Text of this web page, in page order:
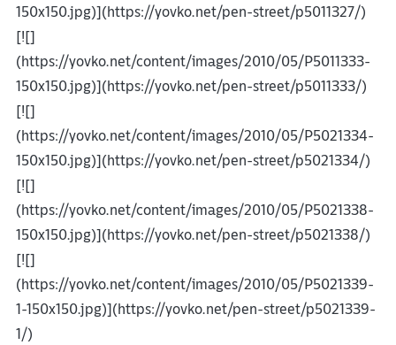
150x150.jpg)](https://yovko.net/pen-street/p5011327/)
[![]
(https://yovko.net/content/images/2010/05/P5011333-
150x150.jpg)](https://yovko.net/pen-street/p5011333/)
[![]
(https://yovko.net/content/images/2010/05/P5021334-
150x150.jpg)](https://yovko.net/pen-street/p5021334/)
[![]
(https://yovko.net/content/images/2010/05/P5021338-
150x150.jpg)](https://yovko.net/pen-street/p5021338/)
[![]
(https://yovko.net/content/images/2010/05/P5021339-
1-150x150.jpg)](https://yovko.net/pen-street/p5021339-
1/)